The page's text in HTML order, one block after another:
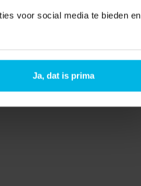
voor social media te bieden en
Ja, dat is prima